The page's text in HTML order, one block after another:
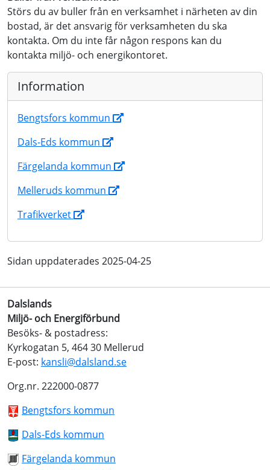
Störs du av buller från en verksamhet i närheten av din
bostad, är det ansvarig för verksamheten du ska
kontakta. Om du inte får någon respons kan du
kontakta miljö- och energikontoret.
Information
Bengtsfors kommun
Dals-Eds kommun
Färgelanda kommun
Melleruds kommun
Trafikverket
Sidan uppdaterades 2025-04-25
Dalslands
Miljö- och Energiförbund
Besöks- & postadress:
Kyrkogatan 5, 464 30 Mellerud
E-post: kansli@dalsland.se
Org.nr. 222000-0877
Bengtsfors kommun
Dals-Eds kommun
Färgelanda kommun